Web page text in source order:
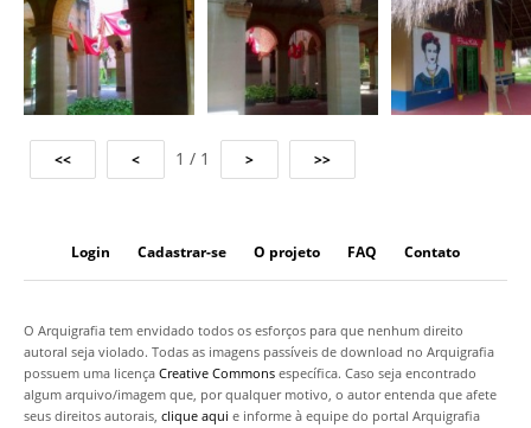
1 / 1
Login Cadastrar-se O projeto FAQ Contato
O Arquigrafia tem envidado todos os esforços para que nenhum direito
autoral seja violado. Todas as imagens passíveis de download no Arquigrafia
possuem uma licença Creative Commons específica. Caso seja encontrado
algum arquivo/imagem que, por qualquer motivo, o autor entenda que afete
seus direitos autorais, clique aqui e informe à equipe do portal Arquigrafia